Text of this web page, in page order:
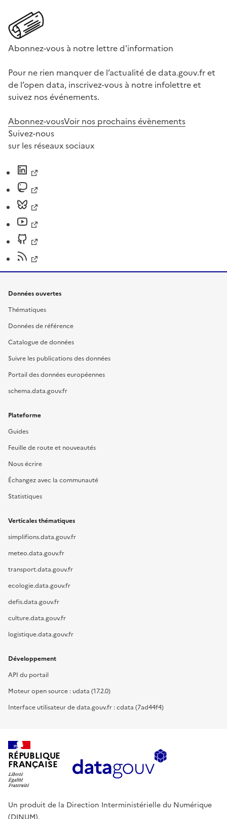
Abonnez-vous à notre lettre d'information
Pour ne rien manquer de l’actualité de data.gouv.fr et
de l’open data, inscrivez-vous à notre infolettre et
suivez nos événements.
Abonnez-vousVoir nos prochains évènements
Suivez-nous
sur les réseaux sociaux
Données ouvertes
Thématiques
Données de référence
Catalogue de données
Suivre les publications des données
Portail des données européennes
schema.data.gouv.fr
Plateforme
Guides
Feuille de route et nouveautés
Nous écrire
Échangez avec la communauté
Statistiques
Verticales thématiques
simplifions.data.gouv.fr
meteo.data.gouv.fr
transport.data.gouv.fr
ecologie.data.gouv.fr
defis.data.gouv.fr
culture.data.gouv.fr
logistique.data.gouv.fr
Développement
API du portail
Moteur open source : udata (17.2.0)
Interface utilisateur de data.gouv.fr : cdata (7ad44f4)
RÉPUBLIQUE
FRANÇAISE
Un produit de la Direction Interministérielle du Numérique